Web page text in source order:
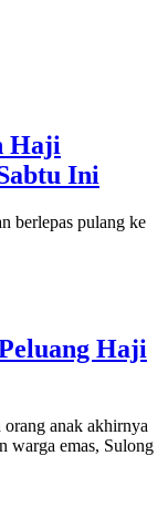
Haji
Ini
berlepas pulang ke
Haji
anak akhirnya
warga emas, Sulong